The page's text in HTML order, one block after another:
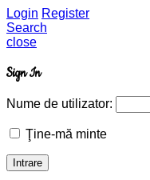
Login Register
Search
close
Sign In
Nume de utilizator:
Ţine-mă minte